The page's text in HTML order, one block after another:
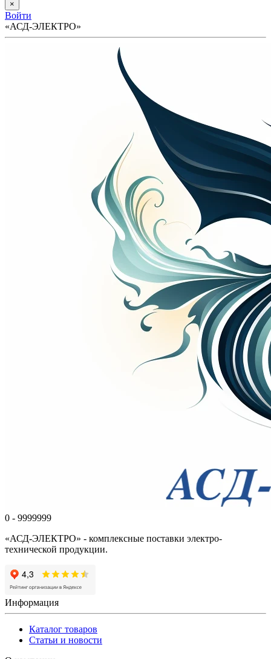
×
Войти
«АСД-ЭЛЕКТРО»
0 - 9999999
«АСД-ЭЛЕКТРО» - комплексные поставки электро-
технической продукции.
Информация
Каталог товаров
Статьи и новости